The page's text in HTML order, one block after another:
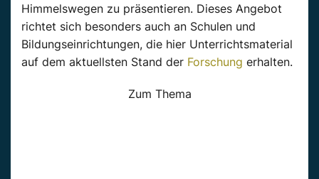
Himmelswegen zu präsentieren. Dieses Angebot
richtet sich besonders auch an Schulen und
Bildungseinrichtungen, die hier Unterrichtsmaterial
auf dem aktuellsten Stand der Forschung erhalten.
Zum Thema